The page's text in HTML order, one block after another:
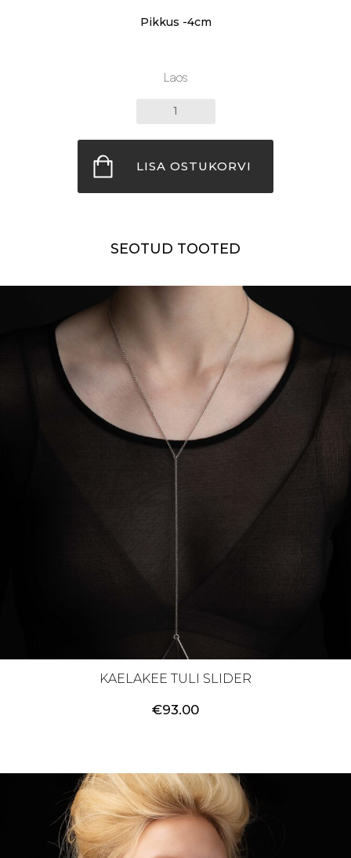
Pikkus -4cm
Laos
KÕRVARÕNGAD
SLISA OSTUKORVI
SEOTUD TOOTED
KAELAKEE TULI SLIDER
€93.00